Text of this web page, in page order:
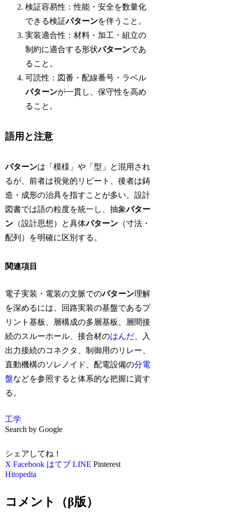
検証容易性：性能・安全を数量化
できる検証パターンを伴うこと。
実装適合性：材料・加工・組立の
制約に適合する形状パターンであ
ること。
可読性：図番・配線番号・ラベル
パターンが一貫し、保守性を高め
ること。
語用と注意
パターンは「模様」や「型」と混用され
るが、前者は視覚的リピート、後者は鋳
造・成形の治具を指すことが多い。設計
図書では語の粒度を統一し、抽象パター
ン （設計思想）と具体パターン （寸法・
配列）を明確に区別する。
関連項目
電子実装・電装の文脈でのパターン理解
を深めるには、回路実装の基盤であるプ
リント基板、層構成の多層基板、層間接
続のスルーホール、接合材のはんだ 、入
出力接続のコネクタ、制御用のリレー、
直動機構のソレノイド、配電設備の分電
盤などを参照すると体系的な把握に資す
る。
工学
Search by Google
シェアしてね！
X Facebook はてブ LINE Pinterest
Hitopedia
コメント（β版）